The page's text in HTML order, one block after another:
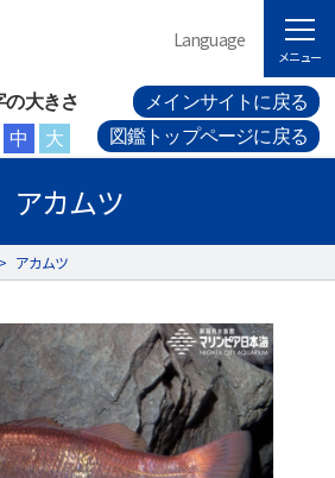
の大きさ
中 大
メインサイトに戻る
図鑑トップページに戻る
Language
メニュー
アカムツ
> アカムツ